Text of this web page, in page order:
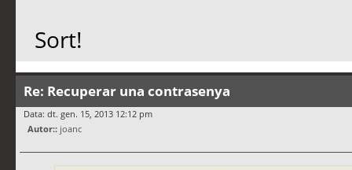
Sort!
Re: Recuperar una contrasenya
Data: dt. gen. 15, 2013 12:12 pm
Autor:: joanc